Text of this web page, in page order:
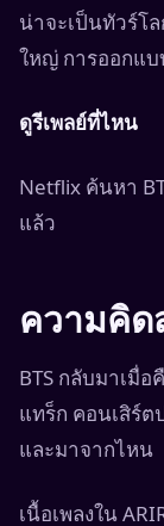
น่าจะเป็นทัวร์โ
ใหญ่ การออกแ
ดูรีเพลย์ที่ไหน
Netflix ค้นหา
แล้ว
ความคิด
BTS กลับมาเมื่
แทร็ก คอนเสิร์ต
และมาจากไหน
เนื้อเพลงใน